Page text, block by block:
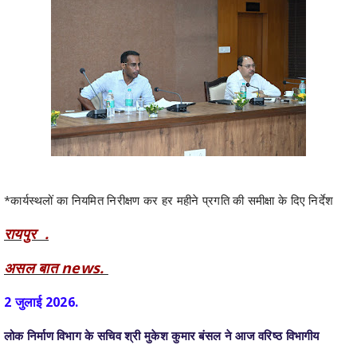
*कार्यस्थलों का नियमित निरीक्षण कर हर महीने प्रगति की समीक्षा के दिए निर्देश
रायपुर .
असल बात news.
2 जुलाई 2026.
लोक निर्माण विभाग के सचिव श्री मुकेश कुमार बंसल ने आज वरिष्ठ विभागीय